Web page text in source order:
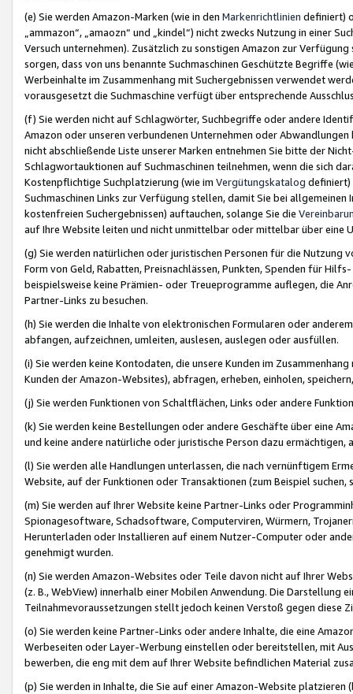
(e) Sie werden Amazon-Marken (wie in den Markenrichtlinien definiert)
„ammazon“, „amaozn“ und „kindel“) nicht zwecks Nutzung in einer
Versuch unternehmen). Zusätzlich zu sonstigen Amazon zur
sorgen, dass von uns benannte Suchmaschinen Geschützte Begriffe
Werbeinhalte im Zusammenhang mit Suchergebnissen verwendet
vorausgesetzt die Suchmaschine verfügt über entsprechende
(f) Sie werden nicht auf Schlagwörter, Suchbegriffe oder andere
Amazon oder unseren verbundenen Unternehmen oder
nicht abschließende Liste unserer Marken entnehmen Sie bitte der
Schlagwortauktionen auf Suchmaschinen teilnehmen, wenn die sich
Kostenpflichtige Suchplatzierung (wie im Vergütungskatalog definiert)
Suchmaschinen Links zur Verfügung stellen, damit Sie bei
kostenfreien Suchergebnissen) auftauchen, solange Sie die
auf Ihre Website leiten und nicht unmittelbar oder mittelbar über eine
(g) Sie werden natürlichen oder juristischen Personen für die Nutzung
Form von Geld, Rabatten, Preisnachlässen, Punkten, Spenden für
beispielsweise keine Prämien- oder Treueprogramme auflegen, die
Partner-Links zu besuchen.
(h) Sie werden die Inhalte von elektronischen Formularen oder
abfangen, aufzeichnen, umleiten, auslesen, auslegen oder ausfüllen.
(i) Sie werden keine Kontodaten, die unsere Kunden im
Kunden der Amazon-Websites), abfragen, erheben, einholen,
(j) Sie werden Funktionen von Schaltflächen, Links oder andere
(k) Sie werden keine Bestellungen oder andere Geschäfte über eine
und keine andere natürliche oder juristische Person dazu
(l) Sie werden alle Handlungen unterlassen, die nach vernünftigem
Website, auf der Funktionen oder Transaktionen (zum Beispiel
(m) Sie werden auf Ihrer Website keine Partner-Links oder
Spionagesoftware, Schadsoftware, Computerviren, Würmern,
Herunterladen oder Installieren auf einem Nutzer-Computer oder
genehmigt wurden.
(n) Sie werden Amazon-Websites oder Teile davon nicht auf Ihrer
(z. B., WebView) innerhalb einer Mobilen Anwendung. Die Darstellung
Teilnahmevoraussetzungen stellt jedoch keinen Verstoß gegen diese
(o) Sie werden keine Partner-Links oder andere Inhalte, die eine
Werbeseiten oder Layer-Werbung einstellen oder bereitstellen, mit
bewerben, die eng mit dem auf Ihrer Website befindlichen Material
(p) Sie werden in Inhalte, die Sie auf einer Amazon-Website